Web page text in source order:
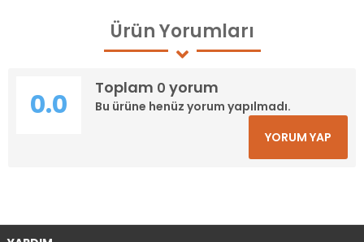
ÜrünYorumları
Toplam 0 yorum
Bu ürüne henüz yorum yapılmadı.
0.0
YORUM YAP